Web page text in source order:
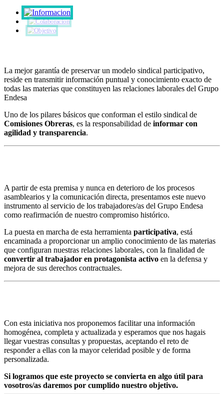
Pasar
contenido
La mejor garantía de preservar un modelo sindical participativo,
reside en transmitir información puntual y conocimiento exacto de
todas las materias que constituyen las relaciones laborales del Grupo
Endesa
Uno de los pilares básicos que conforman el estilo sindical de
Comisiones Obreras, es la responsabilidad de informar con
agilidad y transparencia.
A partir de esta premisa y nunca en deterioro de los procesos
asamblearios y la comunicación directa, presentamos este nuevo
instrumento al servicio de los trabajadores/as del Grupo Endesa
como reafirmación de nuestro compromiso histórico.
La puesta en marcha de esta herramienta participativa, está
encaminada a proporcionar un amplio conocimiento de las materias
que configuran nuestras relaciones laborales, con la finalidad de
convertir al trabajador en protagonista activo en la defensa y
mejora de sus derechos contractuales.
Con esta iniciativa nos proponemos facilitar una información
homogénea, completa y actualizada y esperamos que nos hagais
llegar vuestras consultas y propuestas, aceptando el reto de
responder a ellas con la mayor celeridad posible y de forma
personalizada.
Si logramos que este proyecto se convierta en algo útil para
vosotros/as daremos por cumplido nuestro objetivo.